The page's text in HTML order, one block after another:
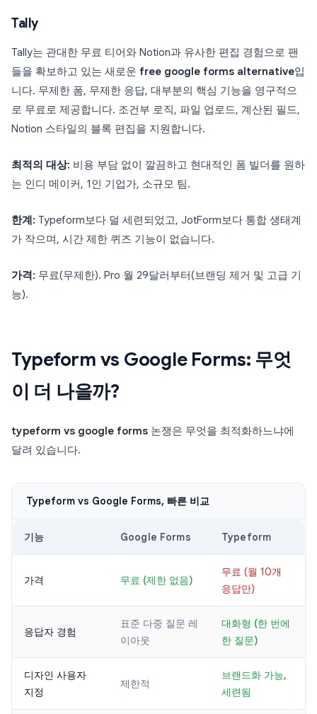
Tally
Tally는 관대한 무료 티어와 Notion과 유사한 편집 경험으로 팬
들을 확보하고 있는 새로운 free google forms alternative입
니다. 무제한 폼, 무제한 응답, 대부분의 핵심 기능을 영구적으
로 무료로 제공합니다. 조건부 로직, 파일 업로드, 계산된 필드,
Notion 스타일의 블록 편집을 지원합니다.
최적의 대상: 비용 부담 없이 깔끔하고 현대적인 폼 빌더를 원하
는 인디 메이커, 1인 기업가, 소규모 팀.
한계: Typeform보다 덜 세련되었고, JotForm보다 통합 생태계
가 작으며, 시간 제한 퀴즈 기능이 없습니다.
가격: 무료(무제한). Pro 월 29달러부터(브랜딩 제거 및 고급 기
능).
Typeform vs Google Forms: 무엇
이 더 나을까?
typeform vs google forms 논쟁은 무엇을 최적화하느냐에
달려 있습니다.
Typeform vs Google Forms, 빠른 비교
기능 Google Forms Typeform
가격 무료 (제한 없음)
무료 (월 10개
응답만)
응답자 경험
표준 다중 질문 레
이아웃
대화형 (한 번에
한 질문)
디자인 사용자
지정
제한적
브랜드화 가능,
세련됨